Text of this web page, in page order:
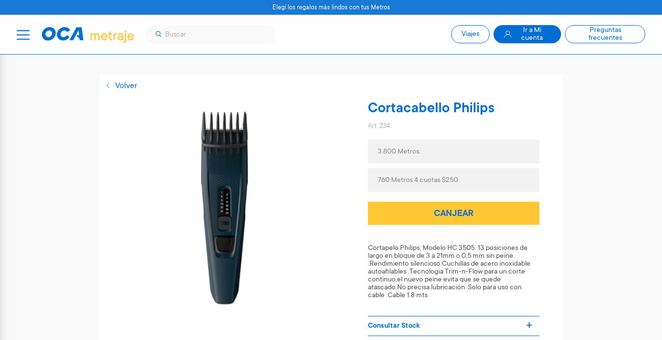
Volver
Cortacabello Philips
Art. 234
3.800 Metros.
760 Metros 4 cuotas $250
CANJEAR
Cortapelo Philips, Modelo HC 3505. 13 posiciones de
largo en bloque de 3 a 21mm o 0,5 mm sin peine
.Rendimiento silencioso.Cuchillas de acero inoxidable
autoafilables .Tecnologia Trim-n-Flow para un corte
continuo,el nuevo peine evita que se quede
atascado.No precisa lubricación .Solo para uso con
cable .Cable 1.8 mts
Consultar Stock
Elegí los regalos más lindos con tus Metros
Viajes
Ir a Mi
cuenta
Preguntas
frecuentes